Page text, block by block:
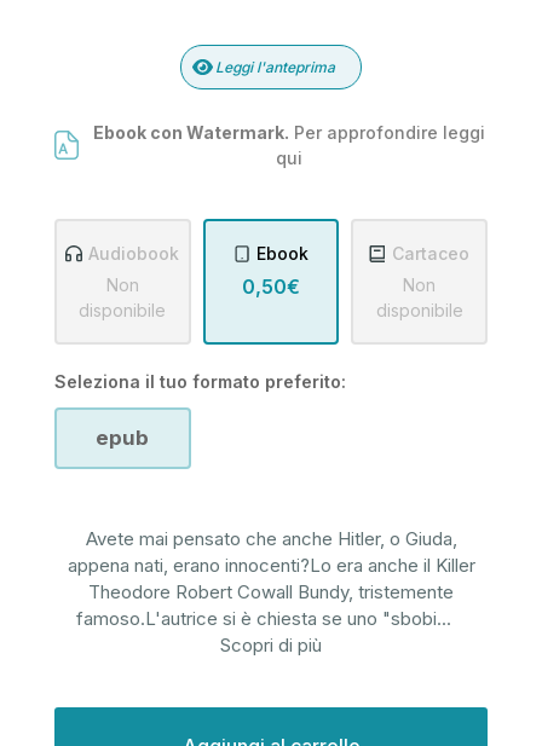
Leggi l'anteprima
Ebook con Watermark. Per approfondire leggi
qui
Audiobook
Non
disponibile
Ebook
0,50€
Cartaceo
Non
disponibile
Seleziona il tuo formato preferito:
epub
Avete mai pensato che anche Hitler, o Giuda,
appena nati, erano innocenti?Lo era anche il Killer
Theodore Robert Cowall Bundy, tristemente
famoso.L'autrice si è chiesta se uno "sbobi...
Scopri di più